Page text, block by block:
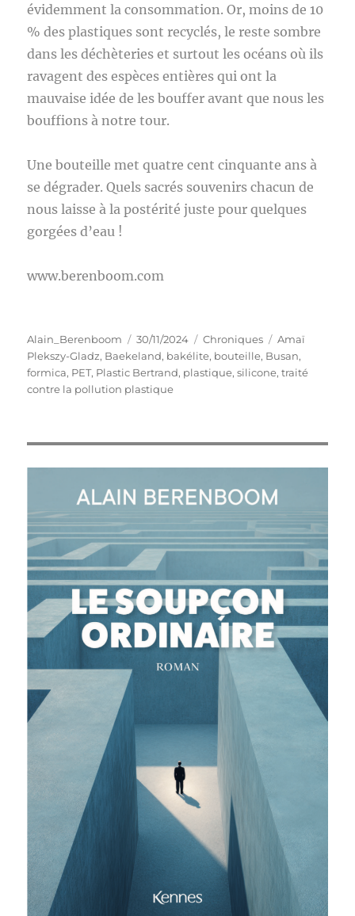
évidemment la consommation. Or, moins de 10
% des plastiques sont recyclés, le reste sombre
dans les déchèteries et surtout les océans où ils
ravagent des espèces entières qui ont la
mauvaise idée de les bouffer avant que nous les
bouffions à notre tour.
Une bouteille met quatre cent cinquante ans à
se dégrader. Quels sacrés souvenirs chacun de
nous laisse à la postérité juste pour quelques
gorgées d’eau !
www.berenboom.com
Auteur
Alain_Berenboom
Publié
le
30/11/2024 Catégories
Chroniques Étiquettes
Amaï
Plekszy-Gladz, Baekeland, bakélite, bouteille, Busan,
formica, PET, Plastic Bertrand, plastique,silicone,traité
contre la pollution plastique